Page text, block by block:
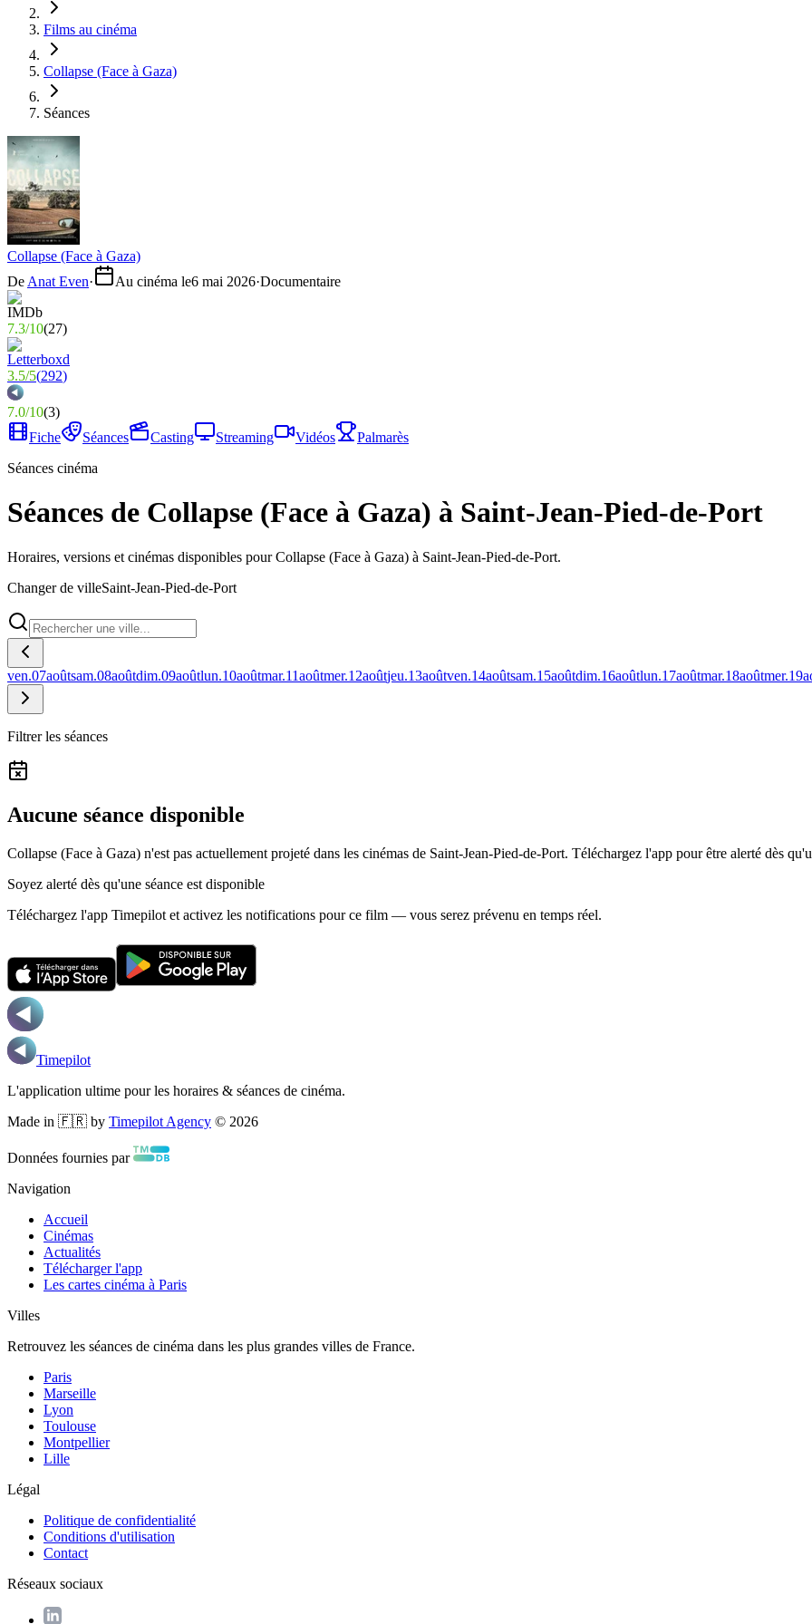
Films au cinéma
Collapse (Face à Gaza)
Séances
Collapse (Face à Gaza)
De Anat Even· Au cinéma le6 mai 2026·Documentaire
7.3/10(27)
3.5/5(292)
7.0/10(3)
Fiche
Séances Casting Streaming Vidéos
Palmarès
Séances cinéma
Séances de Collapse (Face à Gaza) à Saint-Jean-Pied-de-Port
Horaires, versions et cinémas disponibles pour Collapse (Face à Gaza) à Saint-Jean-Pied-de-Port.
Changer de villeSaint-Jean-Pied-de-Port
ven.07aoûtsam.08aoûtdim.09aoûtlun.10aoûtmar.11aoûtmer.12aoûtjeu.13aoûtven.14aoûtsam.15aoûtdim.16aoûtlun.17aoûtmar.18aoûtmer.19
Filtrer les séances
Aucune séance disponible
Collapse (Face à Gaza) n'est pas actuellement projeté dans les cinémas de Saint-Jean-Pied-de-Port. Téléchargez l'app pour être alerté dès
Soyez alerté dès qu'une séance est disponible
Téléchargez l'app Timepilot et activez les notifications pour ce film — vous serez prévenu en temps réel.
Timepilot
L'application ultime pour les horaires & séances de cinéma.
Made in 🇫🇷 by Timepilot Agency © 2026
Données fournies par
Navigation
Accueil
Cinémas
Actualités
Télécharger l'app
Les cartes cinéma à Paris
Villes
Retrouvez les séances de cinéma dans les plus grandes villes de France.
Paris
Marseille
Lyon
Toulouse
Montpellier
Lille
Légal
Politique de confidentialité
Conditions d'utilisation
Contact
Réseaux sociaux